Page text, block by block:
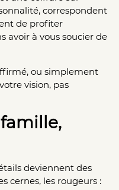
correspondent
de profiter
avoir à vous soucier de
ou simplement
vision, pas
deviennent des
cernes, les rougeurs :